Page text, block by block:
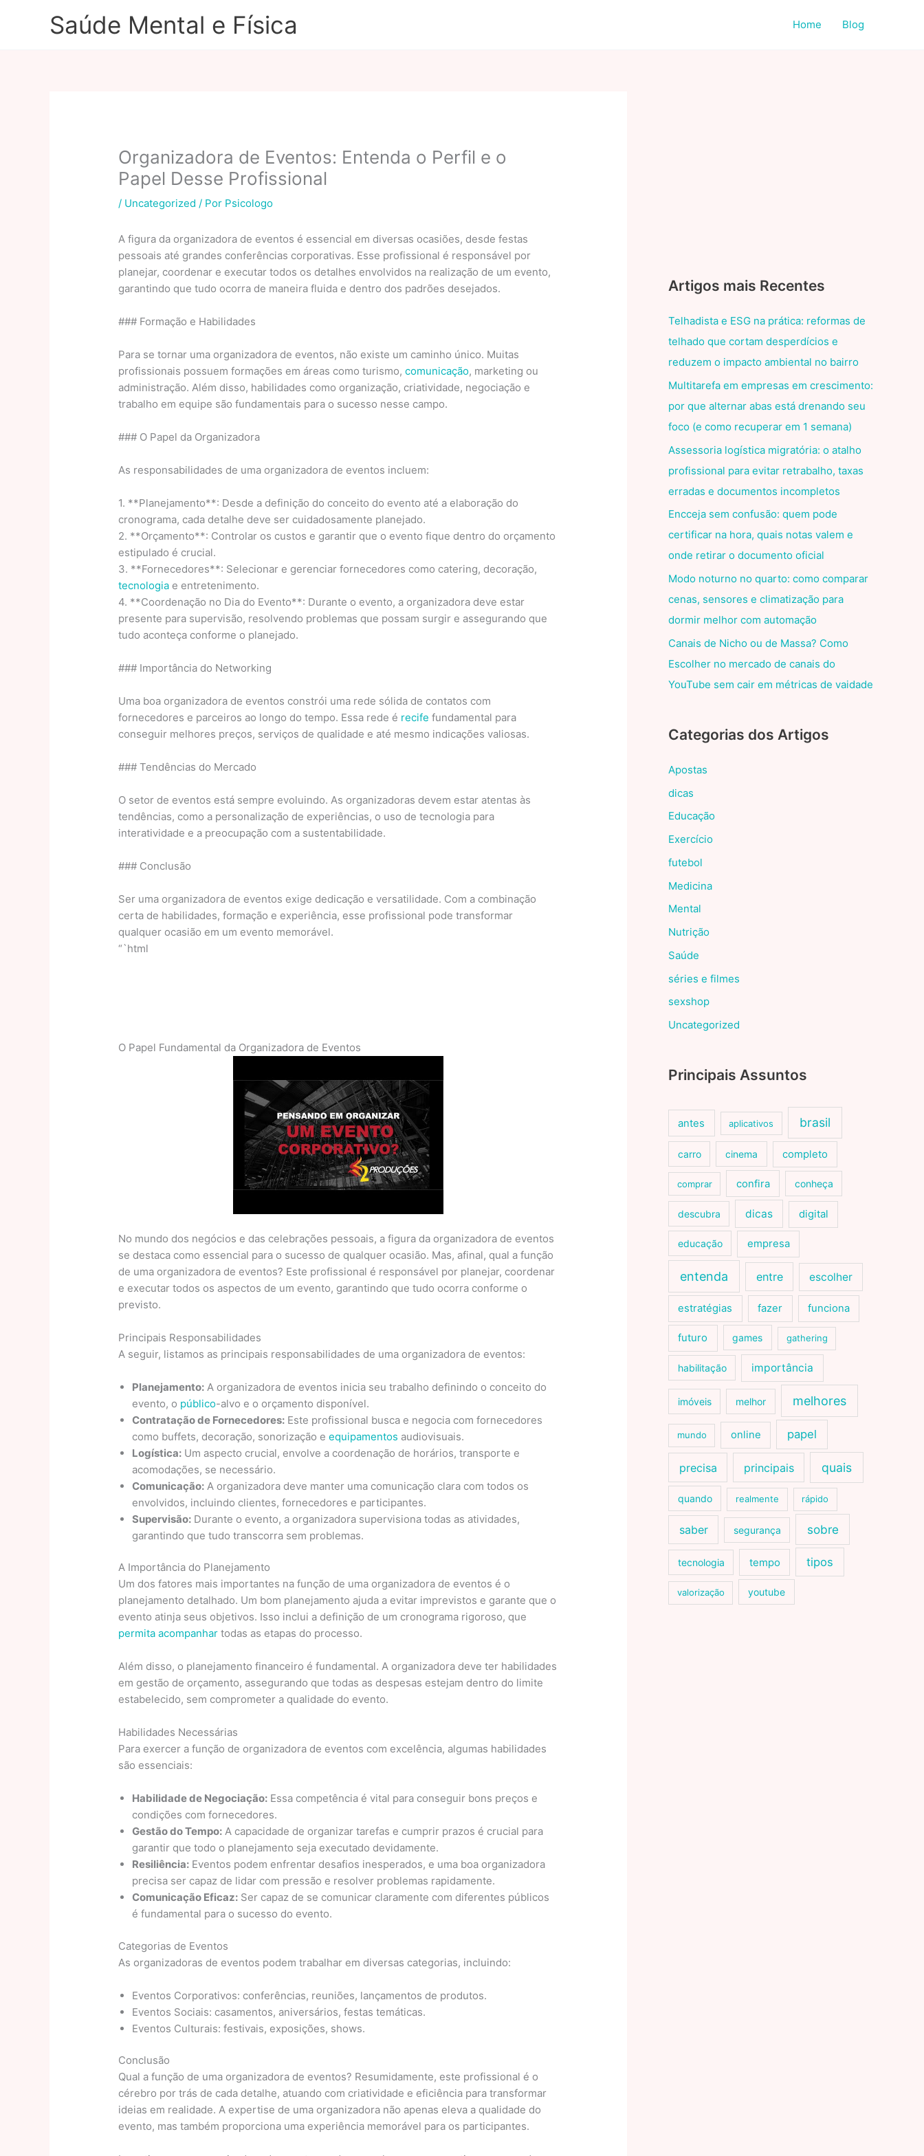
Saúde Mental e Física Home Blog
Organizadora de Eventos: Entenda o Perfil e o
Papel Desse Profissional
/ Uncategorized / Por Psicologo
A figura da organizadora de eventos é essencial em diversas ocasiões, desde festas
pessoais até grandes conferências corporativas. Esse profissional é responsável por
planejar, coordenar e executar todos os detalhes envolvidos na realização de um evento,
garantindo que tudo ocorra de maneira fluida e dentro dos padrões desejados.
### Formação e Habilidades
Para se tornar uma organizadora de eventos, não existe um caminho único. Muitas
profissionais possuem formações em áreas como turismo,comunicação, marketing ou
administração. Além disso, habilidades como organização, criatividade, negociação e
trabalho em equipe são fundamentais para o sucesso nesse campo.
### O Papel da Organizadora
As responsabilidades de uma organizadora de eventos incluem:
1. **Planejamento**: Desde a definição do conceito do evento até a elaboração do
cronograma, cada detalhe deve ser cuidadosamente planejado.
2. **Orçamento**: Controlar os custos e garantir que o evento fique dentro do orçamento
estipulado é crucial.
3. **Fornecedores**: Selecionar e gerenciar fornecedores como catering, decoração,
tecnologia e entretenimento.
4. **Coordenação no Dia do Evento**: Durante o evento, a organizadora deve estar
presente para supervisão, resolvendo problemas que possam surgir e assegurando que
tudo aconteça conforme o planejado.
### Importância do Networking
Uma boa organizadora de eventos constrói uma rede sólida de contatos com
fornecedores e parceiros ao longo do tempo. Essa rede é recife fundamental para
conseguir melhores preços, serviços de qualidade e até mesmo indicações valiosas.
### Tendências do Mercado
O setor de eventos está sempre evoluindo. As organizadoras devem estar atentas às
tendências, como a personalização de experiências, o uso de tecnologia para
interatividade e a preocupação com a sustentabilidade.
### Conclusão
Ser uma organizadora de eventos exige dedicação e versatilidade. Com a combinação
certa de habilidades, formação e experiência, esse profissional pode transformar
qualquer ocasião em um evento memorável.
“`html
O Papel Fundamental da Organizadora de Eventos
No mundo dos negócios e das celebrações pessoais, a figura da organizadora de eventos
se destaca como essencial para o sucesso de qualquer ocasião. Mas, afinal, qual a função
de uma organizadora de eventos? Este profissional é responsável por planejar, coordenar
e executar todos os aspectos de um evento, garantindo que tudo ocorra conforme o
previsto.
Principais Responsabilidades
A seguir, listamos as principais responsabilidades de uma organizadora de eventos:
Planejamento: A organizadora de eventos inicia seu trabalho definindo o conceito do
evento, o público-alvo e o orçamento disponível.
Contratação de Fornecedores: Este profissional busca e negocia com fornecedores
como buffets, decoração, sonorização eequipamentos audiovisuais.
Logística: Um aspecto crucial, envolve a coordenação de horários, transporte e
acomodações, se necessário.
Comunicação: A organizadora deve manter uma comunicação clara com todos os
envolvidos, incluindo clientes, fornecedores e participantes.
Supervisão: Durante o evento, a organizadora supervisiona todas as atividades,
garantindo que tudo transcorra sem problemas.
A Importância do Planejamento
Um dos fatores mais importantes na função de uma organizadora de eventos é o
planejamento detalhado. Um bom planejamento ajuda a evitar imprevistos e garante que o
evento atinja seus objetivos. Isso inclui a definição de um cronograma rigoroso, que
permita acompanhar todas as etapas do processo.
Além disso, o planejamento financeiro é fundamental. A organizadora deve ter habilidades
em gestão de orçamento, assegurando que todas as despesas estejam dentro do limite
estabelecido, sem comprometer a qualidade do evento.
Habilidades Necessárias
Para exercer a função de organizadora de eventos com excelência, algumas habilidades
são essenciais:
Habilidade de Negociação: Essa competência é vital para conseguir bons preços e
condições com fornecedores.
Gestão do Tempo: A capacidade de organizar tarefas e cumprir prazos é crucial para
garantir que todo o planejamento seja executado devidamente.
Resiliência: Eventos podem enfrentar desafios inesperados, e uma boa organizadora
precisa ser capaz de lidar com pressão e resolver problemas rapidamente.
Comunicação Eficaz: Ser capaz de se comunicar claramente com diferentes públicos
é fundamental para o sucesso do evento.
Categorias de Eventos
As organizadoras de eventos podem trabalhar em diversas categorias, incluindo:
Eventos Corporativos: conferências, reuniões, lançamentos de produtos.
Eventos Sociais: casamentos, aniversários, festas temáticas.
Eventos Culturais: festivais, exposições, shows.
Conclusão
Qual a função de uma organizadora de eventos? Resumidamente, este profissional é o
cérebro por trás de cada detalhe, atuando com criatividade e eficiência para transformar
ideias em realidade. A expertise de uma organizadora não apenas eleva a qualidade do
evento, mas também proporciona uma experiência memorável para os participantes.
Artigos mais Recentes
Telhadista e ESG na prática: reformas de
telhado que cortam desperdícios e
reduzem o impacto ambiental no bairro
Multitarefa em empresas em crescimento:
por que alternar abas está drenando seu
foco (e como recuperar em 1 semana)
Assessoria logística migratória: o atalho
profissional para evitar retrabalho, taxas
erradas e documentos incompletos
Encceja sem confusão: quem pode
certificar na hora, quais notas valem e
onde retirar o documento oficial
Modo noturno no quarto: como comparar
cenas, sensores e climatização para
dormir melhor com automação
Canais de Nicho ou de Massa? Como
Escolher no mercado de canais do
YouTube sem cair em métricas de vaidade
Categorias dos Artigos
Apostas
dicas
Educação
Exercício
futebol
Medicina
Mental
Nutrição
Saúde
séries e filmes
sexshop
Uncategorized
Principais Assuntos
antes aplicativos brasil
carro cinema completo
comprar confira conheça
descubra dicas digital
educação empresa
entenda entre escolher
estratégias fazer funciona
futuro games gathering
habilitação importância
imóveis melhor melhores
mundo online papel
precisa principais quais
quando realmente rápido
saber segurança sobre
tecnologia tempo tipos
valorização youtube